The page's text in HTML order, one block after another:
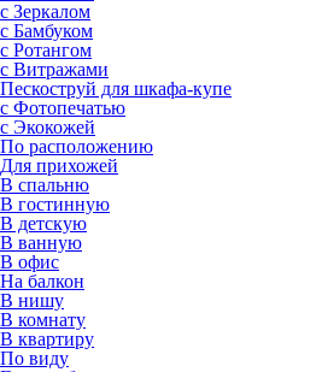
с Зеркалом
с Бамбуком
с Ротангом
с Витражами
Пескоструй для шкафа-купе
с Фотопечатью
с Экокожей
По расположению
Для прихожей
В спальню
В гостинную
В детскую
В ванную
В офис
На балкон
В нишу
В комнату
В квартиру
По виду